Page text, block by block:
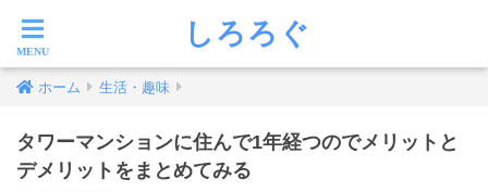
しろろぐ
ホーム 生活・趣味
タワーマンションに住んで1年経つのでメリットと
デメリットをまとめてみる